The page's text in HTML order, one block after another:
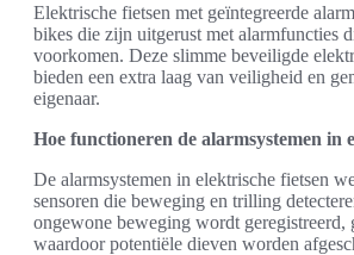
Elektrische fietsen met geïntegreerde
bikes die zijn uitgerust met alarmfuncties
voorkomen. Deze slimme beveiligde
bieden een extra laag van veiligheid en
eigenaar.
Hoe functioneren de alarmsystemen in
De alarmsystemen in elektrische fietsen
sensoren die beweging en trilling
ongewone beweging wordt geregistreerd,
waardoor potentiële dieven worden